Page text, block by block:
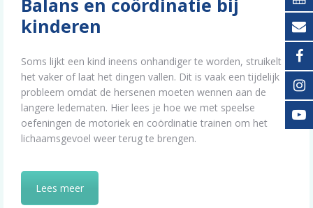
kinderen
Soms lijkt een kind ineens onhandiger te worden, struikelt
het vaker of laat het dingen vallen. Dit is vaak een tijdelijk
probleem omdat de hersenen moeten wennen aan de
langere ledematen. Hier lees je hoe we met speelse
oefeningen de motoriek en coördinatie trainen om het
lichaamsgevoel weer terug te brengen.
Lees meer